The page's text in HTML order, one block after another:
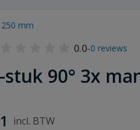
mm
0.0-0 reviews
stuk 90° 3x